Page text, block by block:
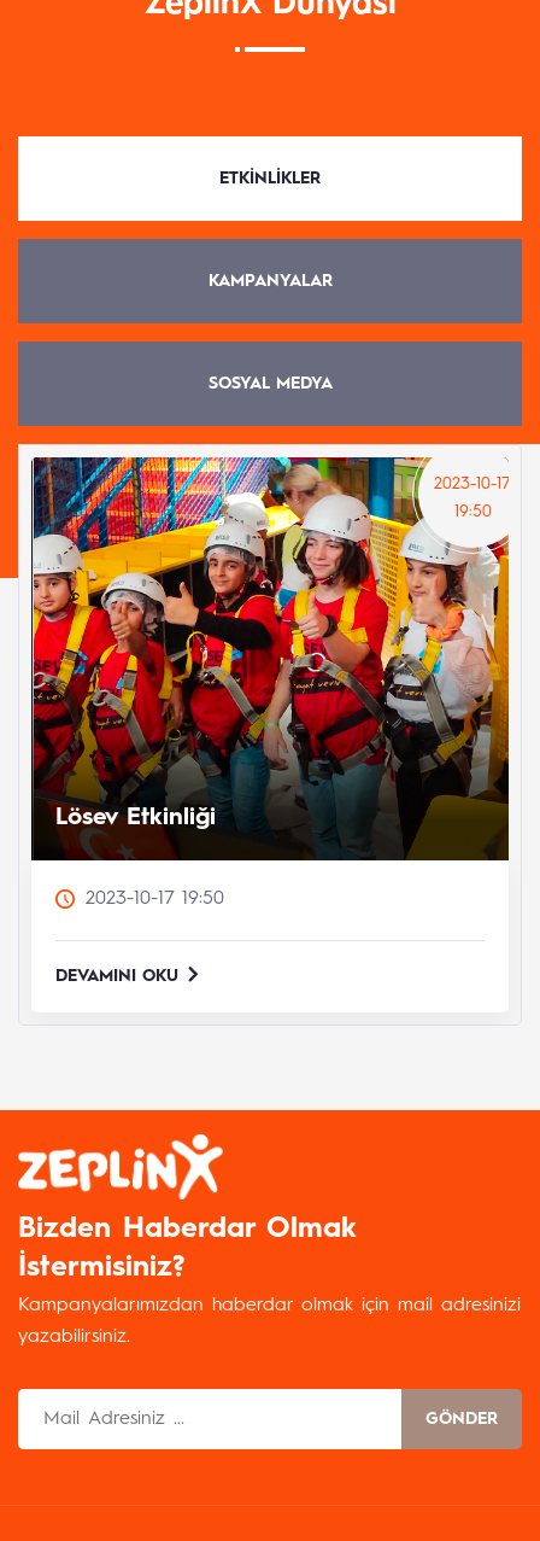
ETKINLIKLER
KAMPANYALAR
SOSYAL MEDYA
2023-10-17
19:50
Lösev Etkinliği
2023-10-17 19:50
DEVAMINI OKU
Bizden Haberdar Olmak
İstermisiniz?
Kampanyalarımızdan haberdar olmak için mail adresinizi
yazabilirsiniz.
GÖNDER